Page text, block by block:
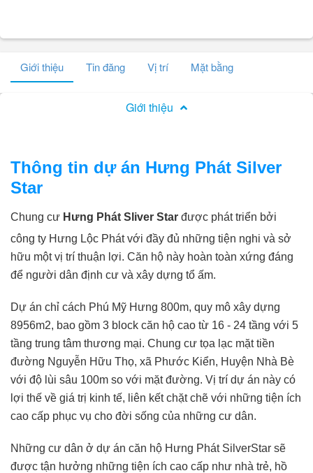
Giới thiệu Tin đăng Vị trí Mặt bằng
Giới thiệu
Thông tin dự án Hưng Phát Silver
Star
Chung cư Hưng Phát Sliver Star được phát triển bởi
công ty Hưng Lộc Phát với đầy đủ những tiện nghi và sở
hữu một vị trí thuận lợi. Căn hộ này hoàn toàn xứng đáng
để người dân định cư và xây dựng tổ ấm.
Dự án chỉ cách Phú Mỹ Hưng 800m, quy mô xây dựng
8956m2, bao gồm 3 block căn hộ cao từ 16 - 24 tầng với 5
tầng trung tâm thương mại. Chung cư tọa lạc mặt tiền
đường Nguyễn Hữu Thọ, xã Phước Kiển, Huyện Nhà Bè
với độ lùi sâu 100m so với mặt đường. Vị trí dự án này có
lợi thế về giá trị kinh tế, liên kết chặt chẽ với những tiện ích
cao cấp phục vụ cho đời sống của những cư dân.
Những cư dân ở dự án căn hộ Hưng Phát SilverStar sẽ
được tận hưởng những tiện ích cao cấp như nhà trẻ, hồ